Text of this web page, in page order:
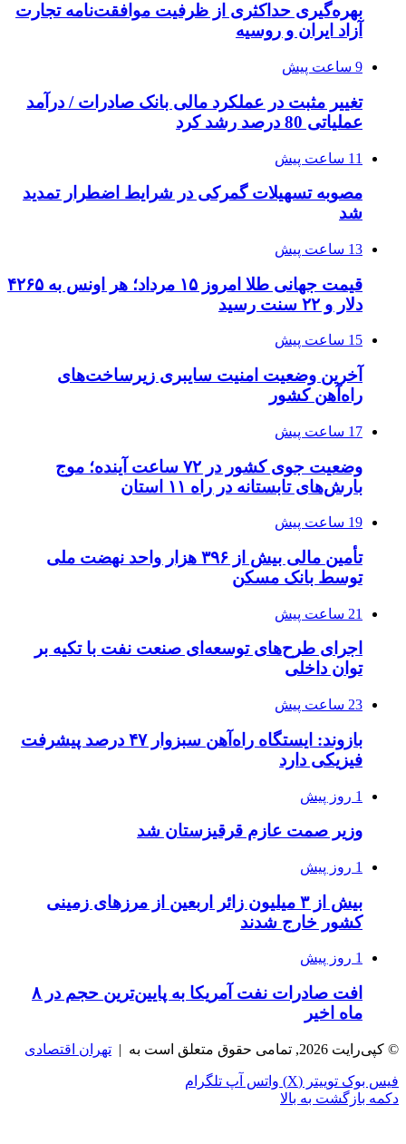
بهره‌گیری حداکثری از ظرفیت موافقت‌نامه تجارت
آزاد ایران و روسیه
9 ساعت پیش
تغییر مثبت در عملکرد مالی بانک صادرات / درآمد
عملیاتی 80 درصد رشد کرد
11 ساعت پیش
مصوبه تسهیلات گمرکی در شرایط اضطرار تمدید
شد
13 ساعت پیش
قیمت جهانی طلا امروز ۱۵ مرداد؛ هر اونس به ۴۲۶۵
دلار و ۲۲ سنت رسید
15 ساعت پیش
آخرین وضعیت امنیت سایبری زیرساخت‌های
راه‌آهن کشور
17 ساعت پیش
وضعیت جوی کشور در ۷۲ ساعت آینده؛ موج
بارش‌های تابستانه در راه ۱۱ استان
19 ساعت پیش
تأمین مالی بیش از ۳۹۶ هزار واحد نهضت ملی
توسط بانک مسکن
21 ساعت پیش
اجرای طرح‌های توسعه‌ای صنعت نفت با تکیه بر
توان داخلی
23 ساعت پیش
بازوند: ایستگاه راه‌آهن سبزوار ۴۷ درصد پیشرفت
فیزیکی دارد
1 روز پیش
وزیر صمت عازم قرقیزستان شد
1 روز پیش
بیش از ۳ میلیون زائر اربعین از مرزهای زمینی
کشور خارج شدند
1 روز پیش
افت صادرات نفت آمریکا به پایین‌ترین حجم در ۸
ماه اخیر
© کپی‌رایت 2026, تمامی حقوق متعلق است به | تهران اقتصادی
فیس بوک توییتر (X) واتس آپ تلگرام
دکمه بازگشت به بالا